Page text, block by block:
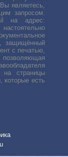
являетесь,
запросом.
на адрес:
защищённый
с печатью,
страницы
которые есть